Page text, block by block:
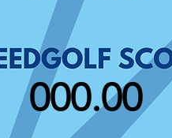
000.00